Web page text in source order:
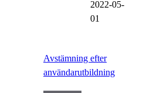
2022-05-
01
Avstämning efter
användarutbildning